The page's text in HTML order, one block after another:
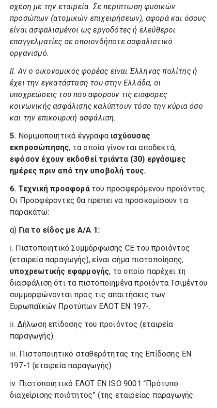
σχέση με την εταιρεία. Σε περίπτωση φυσικών
προσώπων (ατομικών επιχειρήσεων), αφορά και όσους
είναι ασφαλισμένοι ως εργοδότες ή ελεύθεροι
επαγγελματίες σε οποιονδήποτε ασφαλιστικό
οργανισμό.
II.Αν ο οικονομικός φορέας είναι Έλληνας πολίτης ή
έχει την εγκατάσταση του στην Ελλάδα, οι
υποχρεώσεις του που αφορούν τις εισφορές
κοινωνικής ασφάλισης καλύπτουν τόσο την κύρια όσο
και την επικουρική ασφάλιση.
5. Νομιμοποιητικά έγγραφα ισχύουσας
εκπροσώπησης, τα οποία γίνονται αποδεκτά,
εφόσον έχουν εκδοθεί τριάντα (30) εργάσιμες
ημέρες πριν από την υποβολή τους.
6. Τεχνική προσφοράτου προσφερόμενου προϊόντος.
Οι Προσφέροντες θα πρέπει να προσκομίσουν τα
παρακάτω:
α) Για το είδος με Α/Α 1:
i. Πιστοποιητικό Συμμόρφωσης CE του προϊόντος
(εταιρεία παραγωγής), είναι σήμα πιστοποίησης,
υποχρεωτικής εφαρμογής, το οποίο παρέχει τη
διασφάλιση ότι τα πιστοποιημένα προϊόντα Τσιμέντου
συμμορφώνονται προς τις απαιτήσεις των
Ευρωπαϊκών Προτύπων ΕΛΟΤ ΕΝ 197-.
ii. Δήλωση επίδοσης του προϊόντος (εταιρεία
παραγωγής).
iii. Πιστοποιητικό σταθερότητας της Επίδοσης ΕΝ
197-1 (εταιρεία παραγωγής).
iv. Πιστοποιητικό ΕΛΟΤ ΕΝ ISO 9001 “Πρότυπο
διαχείρισης ποιότητος” (της εταιρείας παραγωγής.